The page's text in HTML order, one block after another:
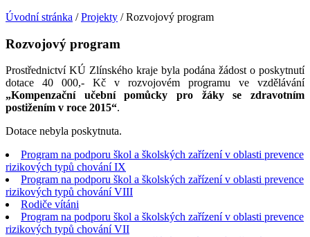
Úvodní stránka /Projekty /Rozvojový program
Rozvojový program
Prostřednictví KÚ Zlínského kraje byla podána žádost o poskytnutí
dotace 40 000,- Kč v rozvojovém programu ve vzdělávání
„Kompenzační učební pomůcky pro žáky se zdravotním
postižením v roce 2015“.
Dotace nebyla poskytnuta.
Program na podporu škol a školských zařízení v oblasti prevence
rizikových typů chování IX
Program na podporu škol a školských zařízení v oblasti prevence
rizikových typů chování VIII
Rodiče vítáni
Program na podporu škol a školských zařízení v oblasti prevence
rizikových typů chování VII